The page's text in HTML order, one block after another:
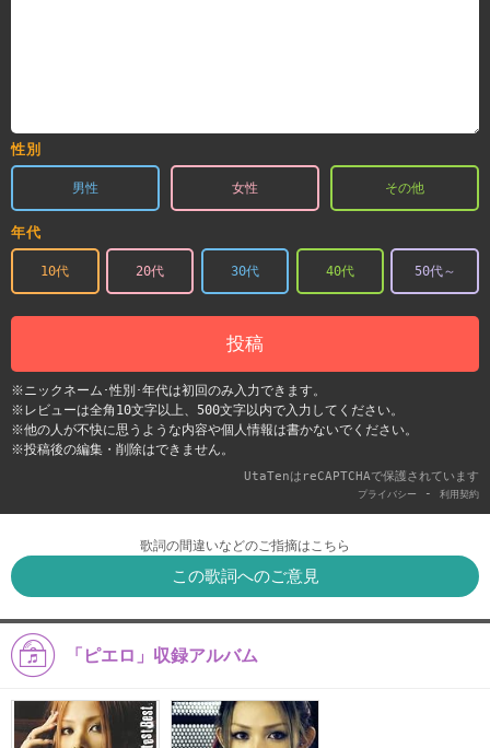
性別
男性 女性 その他
年代
10代 20代 30代 40代 50代～
投稿
※ニックネーム･性別･年代は初回のみ入力できます。
※レビューは全角10文字以上、500文字以内で入力してください。
※他の人が不快に思うような内容や個人情報は書かないでください。
※投稿後の編集・削除はできません。
UtaTenはreCAPTCHAで保護されています
プライバシー - 利用契約
歌詞の間違いなどのご指摘はこちら
この歌詞へのご意見
「ピエロ」収録アルバム